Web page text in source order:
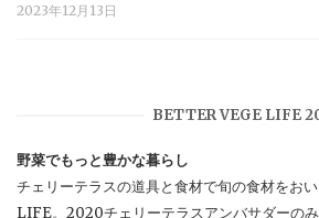
2023年12月13日
BETTER VEGE LIFE
野菜でもっと豊かな暮らし
チェリーテラスの道具と食材で旬の食材をお
LIFE。2020チェリーテラスアンバサダーの